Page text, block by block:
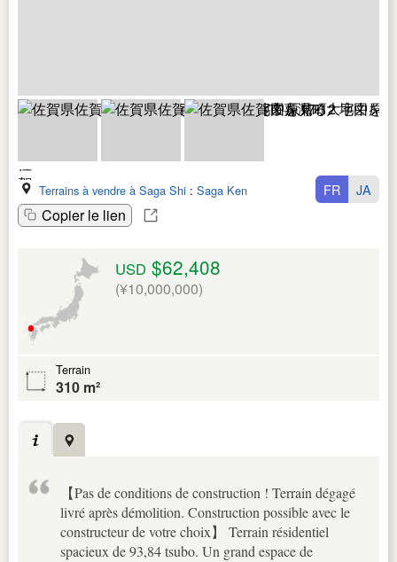
Terrains à vendre à Saga Shi : Saga Ken
Copier le lien
FR JA
USD $62,408
(¥10,000,000)
Terrain
310 m²
【Pas de conditions de construction ! Terrain dégagé
livré après démolition. Construction possible avec le
constructeur de votre choix】 Terrain résidentiel
spacieux de 93,84 tsubo. Un grand espace de